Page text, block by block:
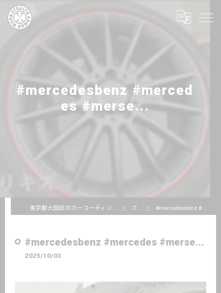
#mercedesbenz #merced
es #merse...
東京都大田区のカーコーティングならSTEALTH ARMOR WORKS ブログ #mercedesbenz #mercedes #merse...
#mercedesbenz #mercedes #merse...
2025/10/03